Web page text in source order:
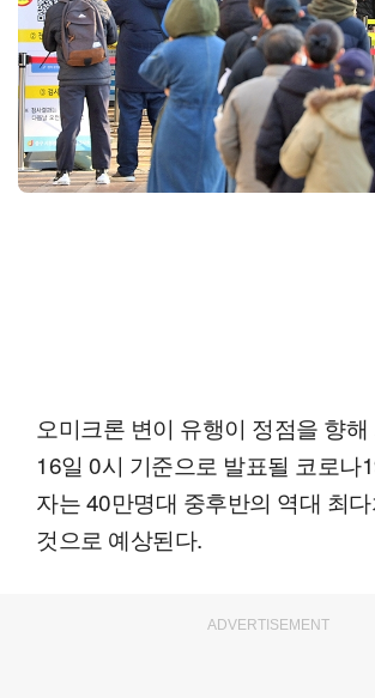
오미크론 변이 유행이 정점을 향
16일 0시 기준으로 발표될 코로나
자는 40만명대 중후반의 역대 최
것으로 예상된다.
ADVERTISEMENT